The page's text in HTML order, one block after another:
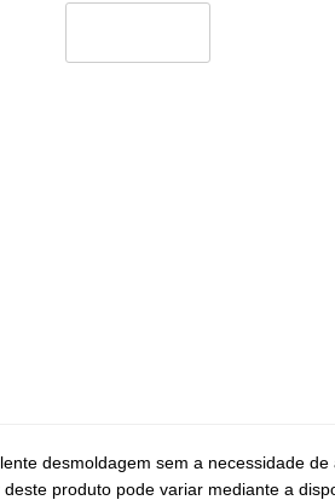
desmoldagem sem a necessidade
produto pode variar mediante a